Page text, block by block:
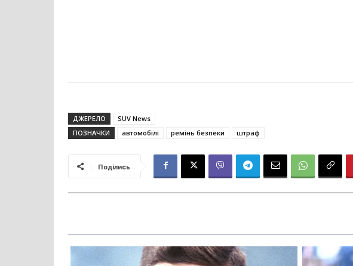
ДЖЕРЕЛО
SUV News
ПОЗНАЧКИ
автомобілі ремінь безпеки штраф
Поділись